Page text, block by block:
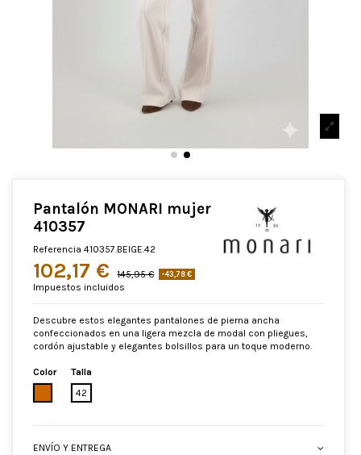
Pantalón MONARI mujer
410357
Referencia 410357.BEIGE.42
102,17 € 145,95 € -43,78 €
Impuestos incluidos
Descubre estos elegantes pantalones de pierna ancha
confeccionados en una ligera mezcla de modal con pliegues,
cordón ajustable y elegantes bolsillos para un toque moderno.
Color
Talla
42
ENVÍO Y ENTREGA